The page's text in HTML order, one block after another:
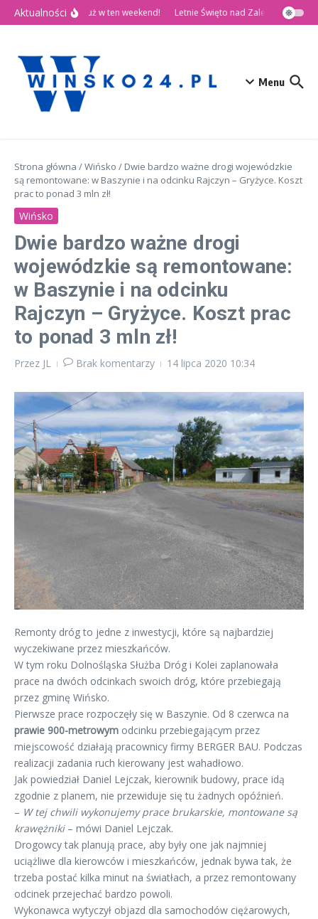
Przejdź do treści
Aktualności
🎉 Dni Wińska 2026 już w ten weekend! Letnie Święto nad Zalewem Słup
Menu
Strona główna /Wińsko / Dwie bardzo ważne drogi wojewódzkie
są remontowane: w Baszynie i na odcinku Rajczyn – Gryżyce. Koszt
prac to ponad 3 mln zł!
Wińsko
Dwie bardzo ważne drogi
wojewódzkie są remontowane:
w Baszynie i na odcinku
Rajczyn – Gryżyce. Koszt prac
to ponad 3 mln zł!
Przez JL Brak komentarzy 14 lipca 2020 10:34
Remonty dróg to jedne z inwestycji, które są najbardziej
wyczekiwane przez mieszkańców.
W tym roku Dolnośląska Służba Dróg i Kolei zaplanowała
prace na dwóch odcinkach swoich dróg, które przebiegają
przez gminę Wińsko.
Pierwsze prace rozpoczęły się w Baszynie. Od 8 czerwca na
prawie 900-metrowym odcinku przebiegającym przez
miejscowość działają pracownicy firmy BERGER BAU. Podczas
realizacji zadania ruch kierowany jest wahadłowo.
Jak powiedział Daniel Lejczak, kierownik budowy, prace idą
zgodnie z planem, nie przewiduje się tu żadnych opóźnień.
– W tej chwili wykonujemy prace brukarskie, montowane są
krawężniki– mówi Daniel Lejczak.
Drogowcy tak planują prace, aby były one jak najmniej
uciążliwe dla kierowców i mieszkańców, jednak bywa tak, że
trzeba postać kilka minut na światłach, a przez remontowany
odcinek przejechać bardzo powoli.
Wykonawca wytyczył objazd dla samochodów ciężarowych,